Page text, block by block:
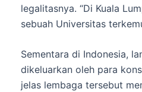
legalitasnya. “Di Kuala
sebuah Universitas
Sementara di Indonesia,
dikeluarkan oleh para
jelas lembaga tersebut